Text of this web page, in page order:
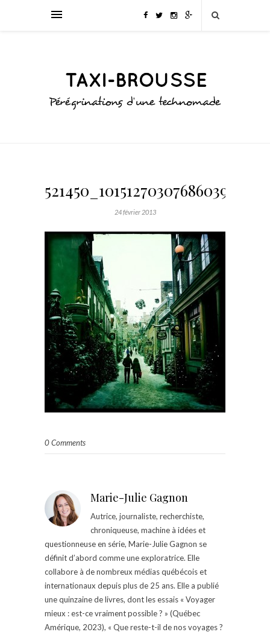
24 février 2013
0 Comments
Marie-Julie Gagnon
Autrice, journaliste, recherchiste,
chroniqueuse, machine à idées et
questionneuse en série, Marie-Julie Gagnon se
définit d’abord comme une exploratrice. Elle
collabore à de nombreux médias québécois et
internationaux depuis plus de 25 ans. Elle a publié
une quinzaine de livres, dont les essais « Voyager
mieux : est-ce vraiment possible ? » (Québec
Amérique, 2023), « Que reste-t-il de nos voyages ?